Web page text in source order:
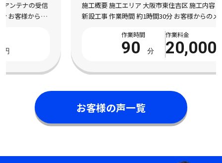
施工概要 施工エリア 大阪市東住吉区 施工内容 地デジアンテナの
新設工事 作業時間 約1時間30分 お客様からのメッセージ 引っ越
全く見られないチャンネルもあり困 […]
作業料金
20,000 円
お客様の声一覧